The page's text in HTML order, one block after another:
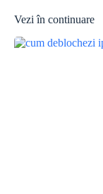
Vezi în continuare